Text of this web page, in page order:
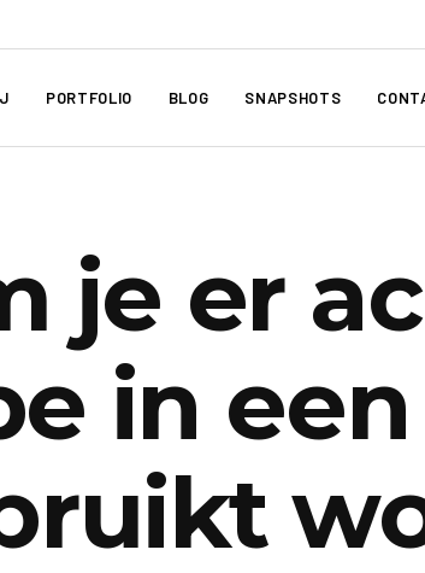
PORTFOLIO BLOG SNAPSHOTS
je er
in